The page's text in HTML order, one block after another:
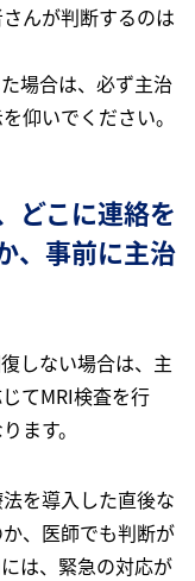
んが判断するのは
場合は、必ず主治
仰いでください。
どこに連絡を
、事前に主治
しない場合は、主
てMRI検査を行
ます。
を導入した直後な
、医師でも判断が
は、緊急の対応が